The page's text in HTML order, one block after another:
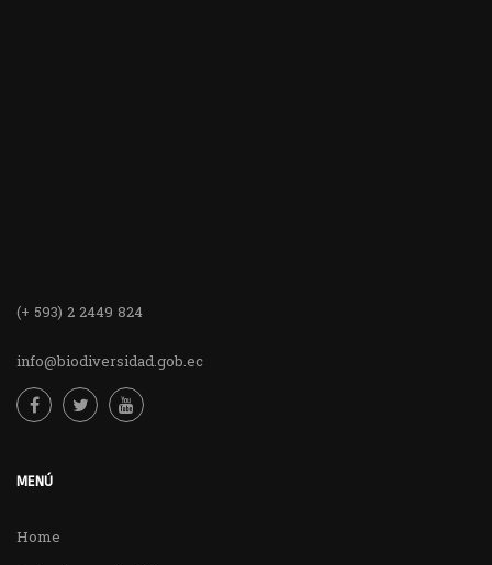
(+ 593) 2 2449 824
info@biodiversidad.gob.ec
MENÚ
Home